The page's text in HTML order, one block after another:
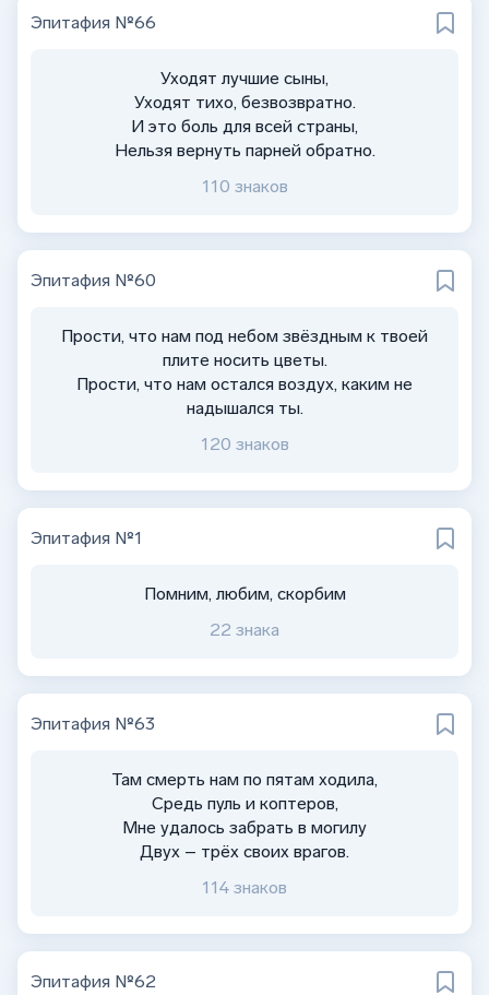
Эпитафия №66
Уходят лучшие сыны,
Уходят тихо, безвозвратно.
И это боль для всей страны,
Нельзя вернуть парней обратно.
110 знаков
Эпитафия №60
Прости, что нам под небом звёздным к твоей
плите носить цветы.
Прости, что нам остался воздух, каким не
надышался ты.
120 знаков
Эпитафия №1
Помним, любим, скорбим
22 знака
Эпитафия №63
Там смерть нам по пятам ходила,
Средь пуль и коптеров,
Мне удалось забрать в могилу
Двух – трёх своих врагов.
114 знаков
Эпитафия №62